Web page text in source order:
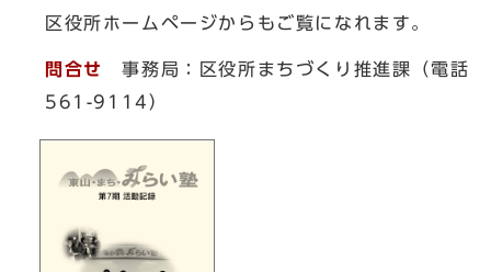
区役所ホームページからもご覧になれます。
問合せ
事務局：区役所まちづくり推進課（電話
561-9114）